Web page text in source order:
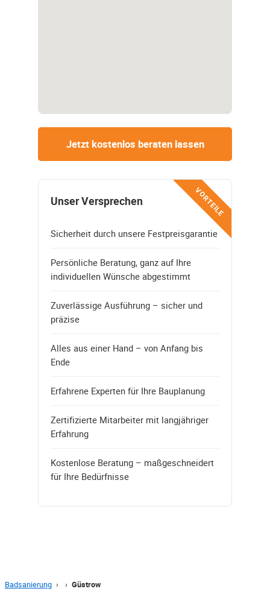
Jetzt kostenlos beraten lassen
VORTEILE
Unser Versprechen
Sicherheit durch unsere Festpreisgarantie
Persönliche Beratung, ganz auf Ihre
individuellen Wünsche abgestimmt
Zuverlässige Ausführung – sicher und
präzise
Alles aus einer Hand – von Anfang bis
Ende
Erfahrene Experten für Ihre Bauplanung
Zertifizierte Mitarbeiter mit langjähriger
Erfahrung
Kostenlose Beratung – maßgeschneidert
für Ihre Bedürfnisse
Badsanierung › › Güstrow